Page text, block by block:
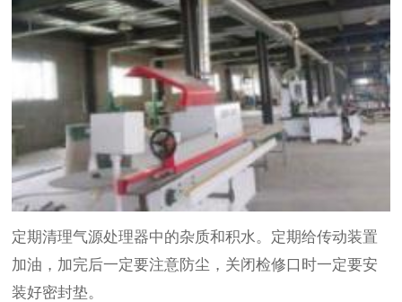
定期清理气源处理器中的杂质和积水。定期给传动装置
加油，加完后一定要注意防尘，关闭检修口时一定要安
装好密封垫。